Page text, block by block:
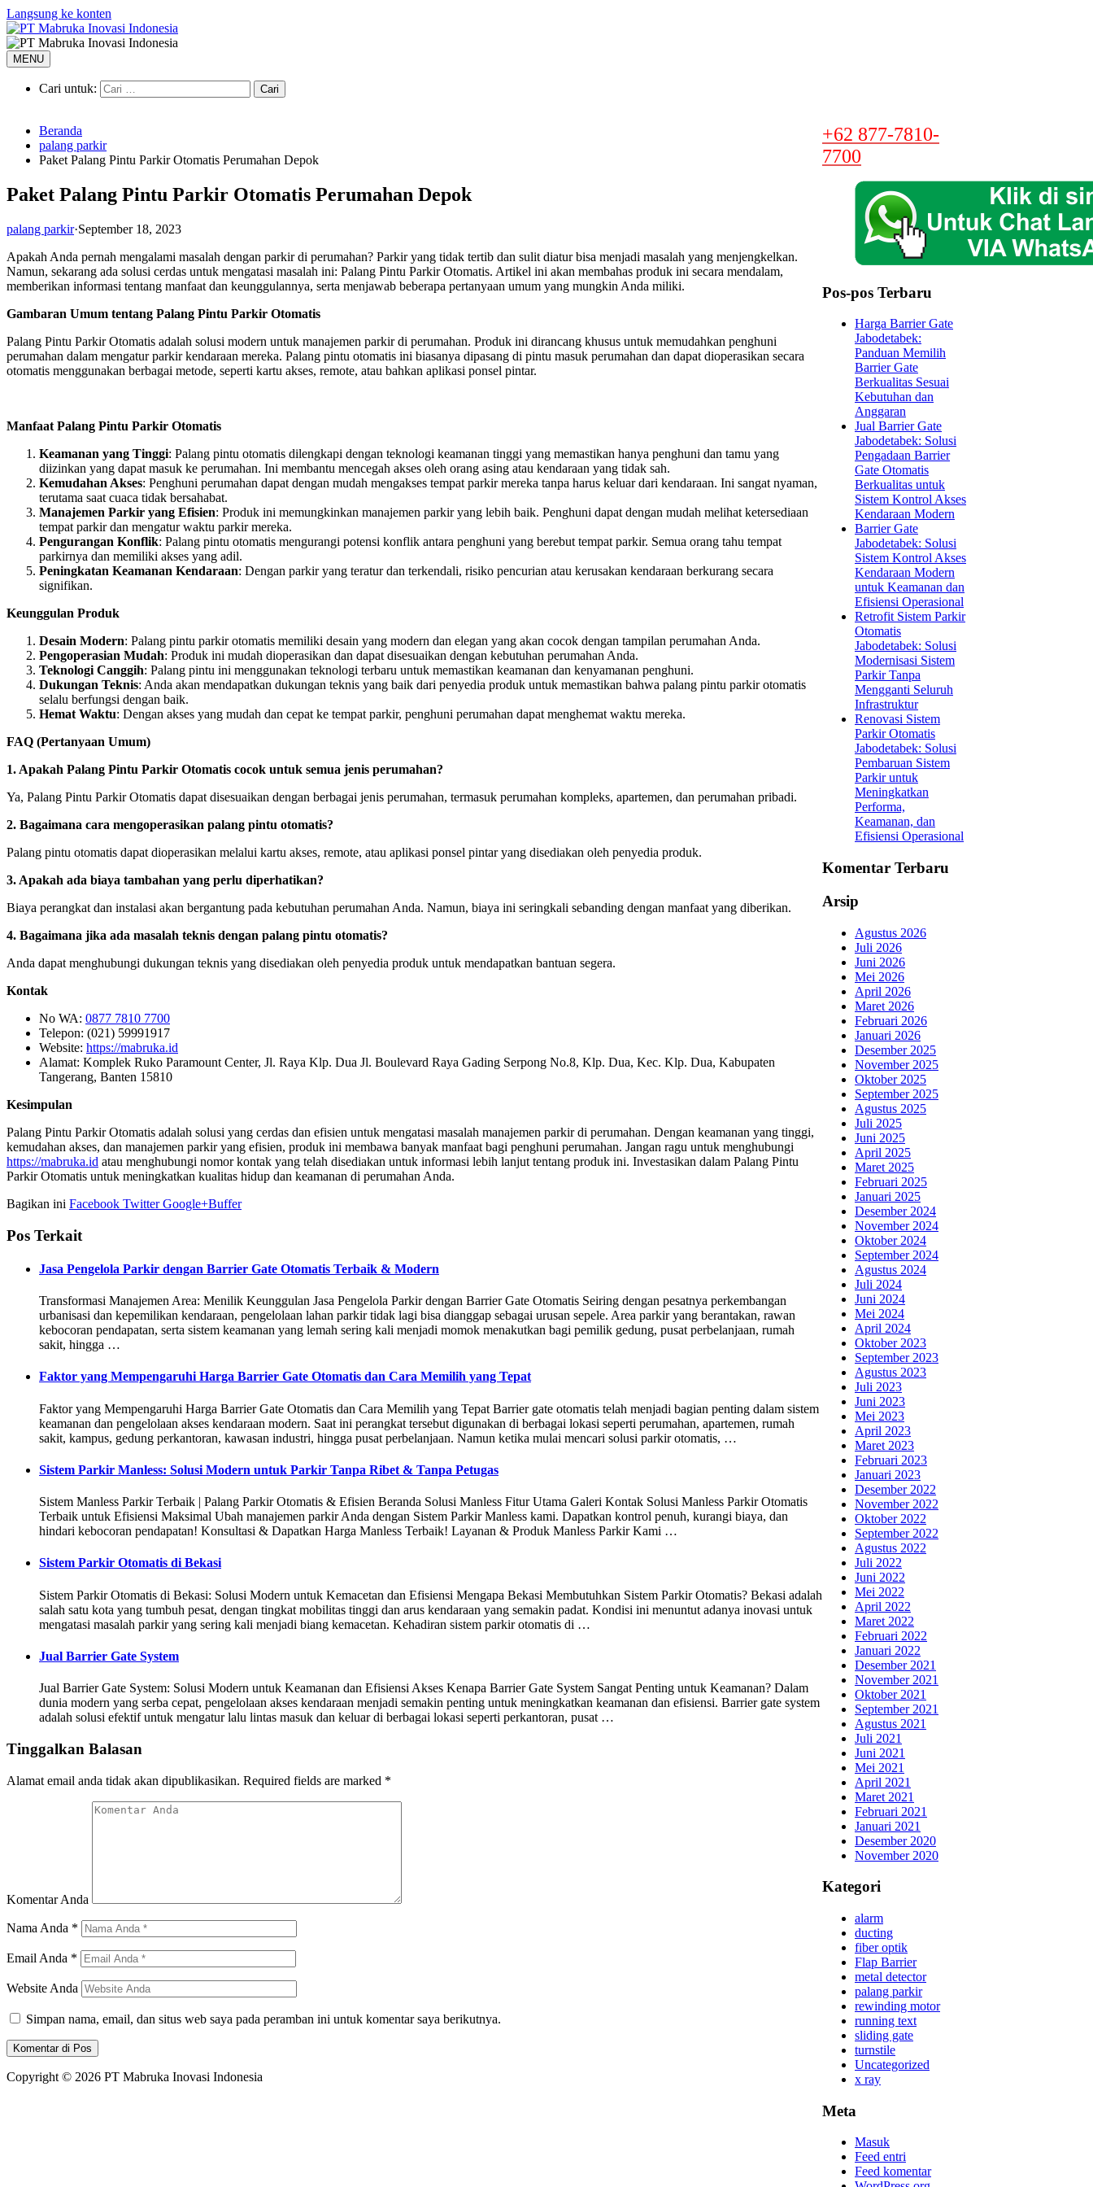
Langsung ke konten
MENU
Cari untuk:
Beranda
palang parkir
Paket Palang Pintu Parkir Otomatis Perumahan Depok
Paket Palang Pintu Parkir Otomatis Perumahan Depok
palang parkir·September 18, 2023
Apakah Anda pernah mengalami masalah dengan parkir di perumahan? Parkir yang tidak tertib dan sulit diatur bisa menjadi masalah yang menjengkelkan.
Namun, sekarang ada solusi cerdas untuk mengatasi masalah ini: Palang Pintu Parkir Otomatis. Artikel ini akan membahas produk ini secara mendalam,
memberikan informasi tentang manfaat dan keunggulannya, serta menjawab beberapa pertanyaan umum yang mungkin Anda miliki.
Gambaran Umum tentang Palang Pintu Parkir Otomatis
Palang Pintu Parkir Otomatis adalah solusi modern untuk manajemen parkir di perumahan. Produk ini dirancang khusus untuk memudahkan penghuni
perumahan dalam mengatur parkir kendaraan mereka. Palang pintu otomatis ini biasanya dipasang di pintu masuk perumahan dan dapat dioperasikan secara
otomatis menggunakan berbagai metode, seperti kartu akses, remote, atau bahkan aplikasi ponsel pintar.
Manfaat Palang Pintu Parkir Otomatis
Keamanan yang Tinggi: Palang pintu otomatis dilengkapi dengan teknologi keamanan tinggi yang memastikan hanya penghuni dan tamu yang
diizinkan yang dapat masuk ke perumahan. Ini membantu mencegah akses oleh orang asing atau kendaraan yang tidak sah.
Kemudahan Akses: Penghuni perumahan dapat dengan mudah mengakses tempat parkir mereka tanpa harus keluar dari kendaraan. Ini sangat nyaman,
terutama saat cuaca tidak bersahabat.
Manajemen Parkir yang Efisien: Produk ini memungkinkan manajemen parkir yang lebih baik. Penghuni dapat dengan mudah melihat ketersediaan
tempat parkir dan mengatur waktu parkir mereka.
Pengurangan Konflik: Palang pintu otomatis mengurangi potensi konflik antara penghuni yang berebut tempat parkir. Semua orang tahu tempat
parkirnya dan memiliki akses yang adil.
Peningkatan Keamanan Kendaraan: Dengan parkir yang teratur dan terkendali, risiko pencurian atau kerusakan kendaraan berkurang secara
signifikan.
Keunggulan Produk
Desain Modern: Palang pintu parkir otomatis memiliki desain yang modern dan elegan yang akan cocok dengan tampilan perumahan Anda.
Pengoperasian Mudah: Produk ini mudah dioperasikan dan dapat disesuaikan dengan kebutuhan perumahan Anda.
Teknologi Canggih: Palang pintu ini menggunakan teknologi terbaru untuk memastikan keamanan dan kenyamanan penghuni.
Dukungan Teknis: Anda akan mendapatkan dukungan teknis yang baik dari penyedia produk untuk memastikan bahwa palang pintu parkir otomatis
selalu berfungsi dengan baik.
Hemat Waktu: Dengan akses yang mudah dan cepat ke tempat parkir, penghuni perumahan dapat menghemat waktu mereka.
FAQ (Pertanyaan Umum)
1. Apakah Palang Pintu Parkir Otomatis cocok untuk semua jenis perumahan?
Ya, Palang Pintu Parkir Otomatis dapat disesuaikan dengan berbagai jenis perumahan, termasuk perumahan kompleks, apartemen, dan perumahan pribadi.
2. Bagaimana cara mengoperasikan palang pintu otomatis?
Palang pintu otomatis dapat dioperasikan melalui kartu akses, remote, atau aplikasi ponsel pintar yang disediakan oleh penyedia produk.
3. Apakah ada biaya tambahan yang perlu diperhatikan?
Biaya perangkat dan instalasi akan bergantung pada kebutuhan perumahan Anda. Namun, biaya ini seringkali sebanding dengan manfaat yang diberikan.
4. Bagaimana jika ada masalah teknis dengan palang pintu otomatis?
Anda dapat menghubungi dukungan teknis yang disediakan oleh penyedia produk untuk mendapatkan bantuan segera.
Kontak
No WA: 0877 7810 7700
Telepon: (021) 59991917
Website: https://mabruka.id
Alamat: Komplek Ruko Paramount Center, Jl. Raya Klp. Dua Jl. Boulevard Raya Gading Serpong No.8, Klp. Dua, Kec. Klp. Dua, Kabupaten
Tangerang, Banten 15810
Kesimpulan
Palang Pintu Parkir Otomatis adalah solusi yang cerdas dan efisien untuk mengatasi masalah manajemen parkir di perumahan. Dengan keamanan yang tinggi,
kemudahan akses, dan manajemen parkir yang efisien, produk ini membawa banyak manfaat bagi penghuni perumahan. Jangan ragu untuk menghubungi
https://mabruka.id atau menghubungi nomor kontak yang telah disediakan untuk informasi lebih lanjut tentang produk ini. Investasikan dalam Palang Pintu
Parkir Otomatis untuk meningkatkan kualitas hidup dan keamanan di perumahan Anda.
Bagikan ini Facebook TwitterGoogle+Buffer
Pos Terkait
Jasa Pengelola Parkir dengan Barrier Gate Otomatis Terbaik & Modern
Transformasi Manajemen Area: Menilik Keunggulan Jasa Pengelola Parkir dengan Barrier Gate Otomatis Seiring dengan pesatnya perkembangan
urbanisasi dan kepemilikan kendaraan, pengelolaan lahan parkir tidak lagi bisa dianggap sebagai urusan sepele. Area parkir yang berantakan, rawan
kebocoran pendapatan, serta sistem keamanan yang lemah sering kali menjadi momok menakutkan bagi pemilik gedung, pusat perbelanjaan, rumah
sakit, hingga …
Faktor yang Mempengaruhi Harga Barrier Gate Otomatis dan Cara Memilih yang Tepat
Faktor yang Mempengaruhi Harga Barrier Gate Otomatis dan Cara Memilih yang Tepat Barrier gate otomatis telah menjadi bagian penting dalam sistem
keamanan dan pengelolaan akses kendaraan modern. Saat ini perangkat tersebut digunakan di berbagai lokasi seperti perumahan, apartemen, rumah
sakit, kampus, gedung perkantoran, kawasan industri, hingga pusat perbelanjaan. Namun ketika mulai mencari solusi parkir otomatis, …
Sistem Parkir Manless: Solusi Modern untuk Parkir Tanpa Ribet & Tanpa Petugas
Sistem Manless Parkir Terbaik | Palang Parkir Otomatis & Efisien Beranda Solusi Manless Fitur Utama Galeri Kontak Solusi Manless Parkir Otomatis
Terbaik untuk Efisiensi Maksimal Ubah manajemen parkir Anda dengan Sistem Parkir Manless kami. Dapatkan kontrol penuh, kurangi biaya, dan
hindari kebocoran pendapatan! Konsultasi & Dapatkan Harga Manless Terbaik! Layanan & Produk Manless Parkir Kami …
Sistem Parkir Otomatis di Bekasi
Sistem Parkir Otomatis di Bekasi: Solusi Modern untuk Kemacetan dan Efisiensi Mengapa Bekasi Membutuhkan Sistem Parkir Otomatis? Bekasi adalah
salah satu kota yang tumbuh pesat, dengan tingkat mobilitas tinggi dan arus kendaraan yang semakin padat. Kondisi ini menuntut adanya inovasi untuk
mengatasi masalah parkir yang sering kali menjadi biang kemacetan. Kehadiran sistem parkir otomatis di …
Jual Barrier Gate System
Jual Barrier Gate System: Solusi Modern untuk Keamanan dan Efisiensi Akses Kenapa Barrier Gate System Sangat Penting untuk Keamanan? Dalam
dunia modern yang serba cepat, pengelolaan akses kendaraan menjadi semakin penting untuk meningkatkan keamanan dan efisiensi. Barrier gate system
adalah solusi efektif untuk mengatur lalu lintas masuk dan keluar di berbagai lokasi seperti perkantoran, pusat …
Tinggalkan Balasan
Alamat email anda tidak akan dipublikasikan. Required fields are marked *
Komentar Anda
Nama Anda *
Email Anda *
Website Anda
Simpan nama, email, dan situs web saya pada peramban ini untuk komentar saya berikutnya.
+62 877-7810-
7700
Pos-pos Terbaru
Harga Barrier Gate
Jabodetabek:
Panduan Memilih
Barrier Gate
Berkualitas Sesuai
Kebutuhan dan
Anggaran
Jual Barrier Gate
Jabodetabek: Solusi
Pengadaan Barrier
Gate Otomatis
Berkualitas untuk
Sistem Kontrol Akses
Kendaraan Modern
Barrier Gate
Jabodetabek: Solusi
Sistem Kontrol Akses
Kendaraan Modern
untuk Keamanan dan
Efisiensi Operasional
Retrofit Sistem Parkir
Otomatis
Jabodetabek: Solusi
Modernisasi Sistem
Parkir Tanpa
Mengganti Seluruh
Infrastruktur
Renovasi Sistem
Parkir Otomatis
Jabodetabek: Solusi
Pembaruan Sistem
Parkir untuk
Meningkatkan
Performa,
Keamanan, dan
Efisiensi Operasional
Komentar Terbaru
Arsip
Agustus 2026
Juli 2026
Juni 2026
Mei 2026
April 2026
Maret 2026
Februari 2026
Januari 2026
Desember 2025
November 2025
Oktober 2025
September 2025
Agustus 2025
Juli 2025
Juni 2025
April 2025
Maret 2025
Februari 2025
Januari 2025
Desember 2024
November 2024
Oktober 2024
September 2024
Agustus 2024
Juli 2024
Juni 2024
Mei 2024
April 2024
Oktober 2023
September 2023
Agustus 2023
Juli 2023
Juni 2023
Mei 2023
April 2023
Maret 2023
Februari 2023
Januari 2023
Desember 2022
November 2022
Oktober 2022
September 2022
Agustus 2022
Juli 2022
Juni 2022
Mei 2022
April 2022
Maret 2022
Februari 2022
Januari 2022
Desember 2021
November 2021
Oktober 2021
September 2021
Agustus 2021
Juli 2021
Juni 2021
Mei 2021
April 2021
Maret 2021
Februari 2021
Januari 2021
Desember 2020
November 2020
Kategori
alarm
ducting
fiber optik
Flap Barrier
metal detector
palang parkir
rewinding motor
running text
sliding gate
turnstile
Uncategorized
x ray
Meta
Masuk
Feed entri
Feed komentar
Copyright © 2026 PT Mabruka Inovasi Indonesia